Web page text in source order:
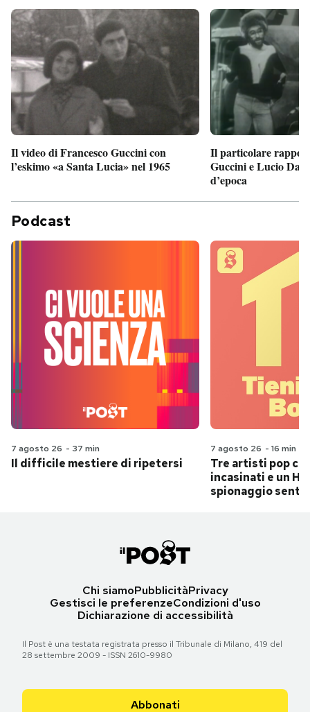
Il video di Francesco Guccini con
l’eskimo «a Santa Lucia» nel 1965
Il particolare
Guccini e Lucio
d’epoca
Podcast
7 agosto 26 - 37 min
Il difficile mestiere di ripetersi
7 agosto 26 - 16 min
Tre artisti pop
incasinati e un
spionaggio
Chi siamoPubblicitàPrivacy
Gestisci le preferenzeCondizioni d'uso
Dichiarazione di accessibilità
Il Post è una testata registrata presso il Tribunale di Milano, 419 del
28 settembre 2009 - ISSN 2610-9980
Abbonati